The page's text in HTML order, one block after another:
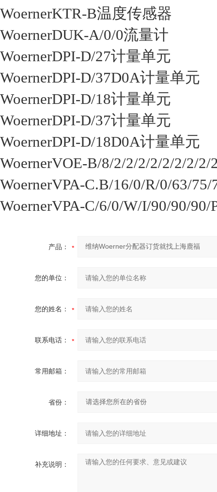
WoernerKTR-B温度传感器
WoernerDUK-A/0/0流量计
WoernerDPI-D/27计量单元
WoernerDPI-D/37D0A计量单元
WoernerDPI-D/18计量单元
WoernerDPI-D/37计量单元
WoernerDPI-D/18D0A计量单元
WoernerVOE-B/8/2/2/2/2/2/2/2/
WoernerVPA-C.B/16/0/R/0/63/
WoernerVPA-C/6/0/W/I/90/90/
产品：
您的单位：
您的姓名：
联系电话：
常用邮箱：
省份：
详细地址：
补充说明：